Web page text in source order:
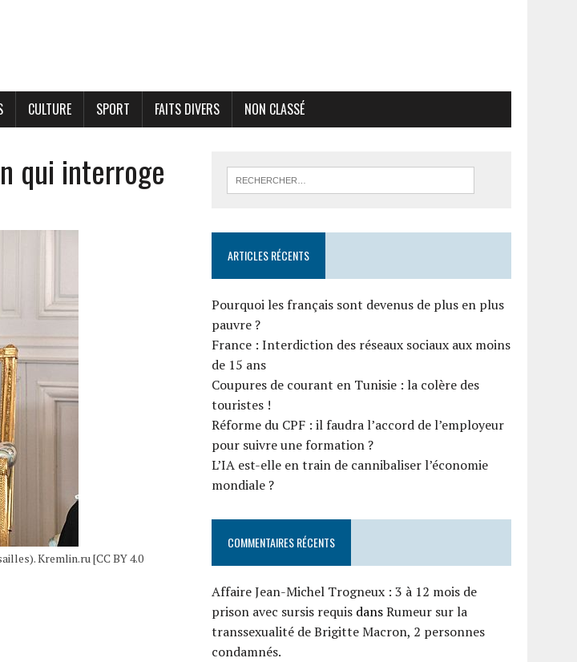
CULTURE SPORT FAITS DIVERS NON CLASSÉ
qui interroge
Kremlin.ru [CC BY 4.0
ARTICLES RÉCENTS
Pourquoi les français sont devenus de plus en plus
pauvre ?
France : Interdiction des réseaux sociaux aux moins
de 15 ans
Coupures de courant en Tunisie : la colère des
touristes !
Réforme du CPF : il faudra l’accord de l’employeur
pour suivre une formation ?
L’IA est-elle en train de cannibaliser l’économie
mondiale ?
COMMENTAIRES RÉCENTS
Affaire Jean-Michel Trogneux : 3 à 12 mois de
prison avec sursis requis dansRumeur sur la
transsexualité de Brigitte Macron, 2 personnes
condamnés.